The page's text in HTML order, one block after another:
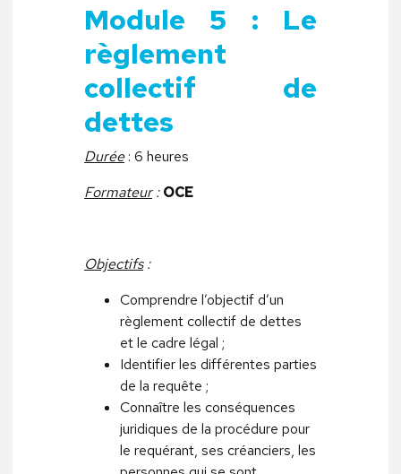
Module 5 : Le
règlement
collectif de
dettes
Durée: 6 heures
Formateur: OCE
Objectifs:
Comprendre l’objectif d’un
règlement collectif de dettes
et le cadre légal ;
Identifier les différentes parties
de la requête ;
Connaître les conséquences
juridiques de la procédure pour
le requérant, ses créanciers, les